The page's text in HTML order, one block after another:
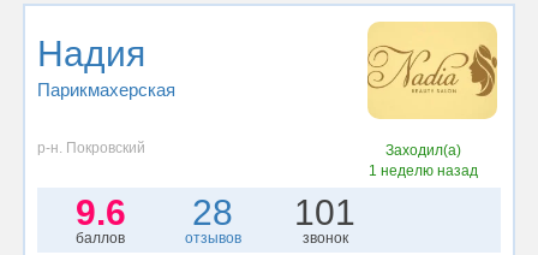
Надия
Парикмахерская
р-н. Покровский
Заходил(а)
1 неделю назад
9.6
баллов
28
отзывов
101
звонок